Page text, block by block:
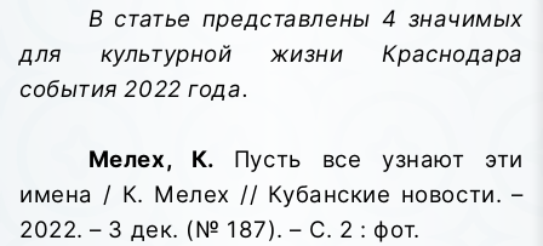
В статье представлены 4 значимых
для культурной жизни Краснодара
события 2022 года.
Мелех, К. Пусть все узнают эти
имена / К. Мелех // Кубанские новости. –
2022. – 3 дек. (№ 187). – С. 2 : фот.